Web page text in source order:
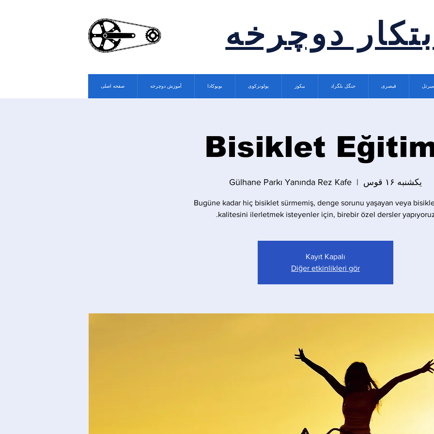
دوچرخه
صفحه اصلی آموزش دوچرخه بویوکادا پولونزکوی بیکوز جنگل بلگراد قیصری میرتل
Bisiklet
یکشنبه ۱۶ قوس
  |
Gülhane Parkı Yanında Rez Kafe
Bugüne kadar hiç bisiklet sürmemiş, denge sorunu yaşayan veya
kalitesini ilerletmek isteyenler için, birebir özel dersler
Kayıt Kapalı
Diğer etkinlikleri gör